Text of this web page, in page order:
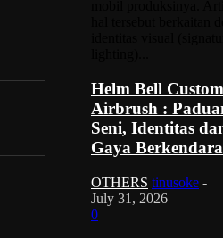
Helm Bell Custom
Airbrush :
Seni, Identitas
Gaya Berkendara
OTHERS tinusoke -
July 31, 2026
0